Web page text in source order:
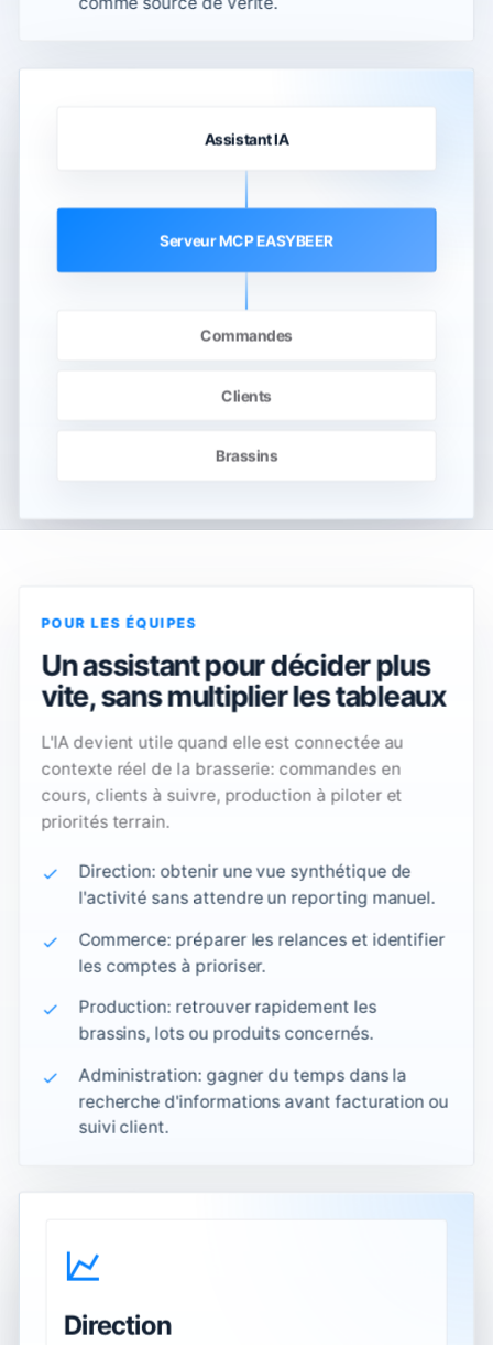
Assistant IA
Serveur MCP EASYBEER
Commandes
Clients
Brassins
POUR LES ÉQUIPES
Un assistant pour décider plus
vite, sans multiplier les tableaux
L'IA devient utile quand elle est connectée au
contexte réel de la brasserie: commandes en
cours, clients à suivre, production à piloter et
priorités terrain.
Direction: obtenir une vue synthétique de
l'activité sans attendre un reporting manuel.
Commerce: préparer les relances et identifier
les comptes à prioriser.
Production: retrouver rapidement les
brassins, lots ou produits concernés.
Administration: gagner du temps dans la
recherche d'informations avant facturation ou
suivi client.
Direction